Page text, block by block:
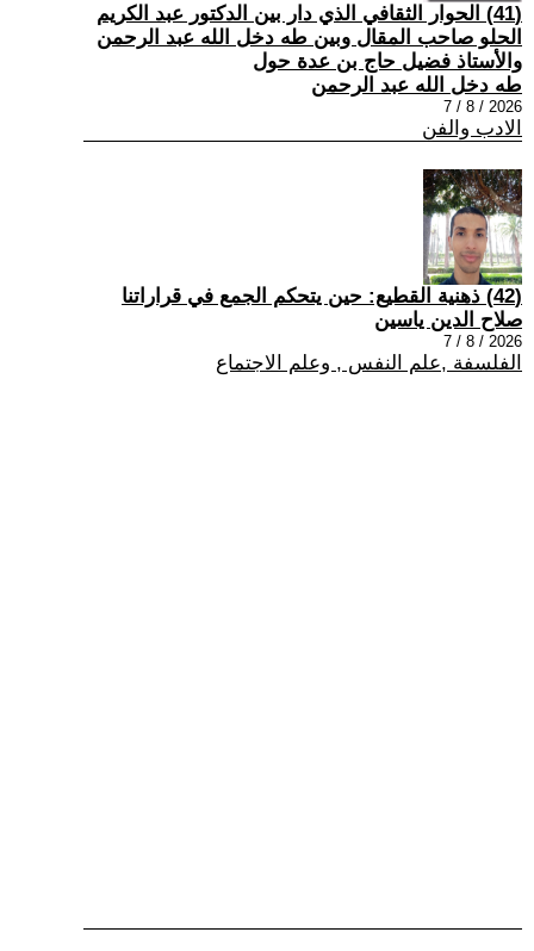
(41) الحوار الثقافي الذي دار بين الدكتور عبد الكريم
الحلو صاحب المقال وبين طه دخل الله عبد الرحمن
والأستاذ فضيل حاج بن عدة حول
طه دخل الله عبد الرحمن
2026 / 8 / 7
الادب والفن
(42) ذهنية القطيع: حين يتحكم الجمع في قراراتنا
صلاح الدين ياسين
2026 / 8 / 7
الفلسفة ,علم النفس , وعلم الاجتماع